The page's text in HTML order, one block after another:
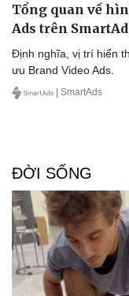
Tổng quan về
Ads trên
Định nghĩa, vị trí hiển
ưu Brand Video Ads.
| SmartAds
ĐỜI SỐNG